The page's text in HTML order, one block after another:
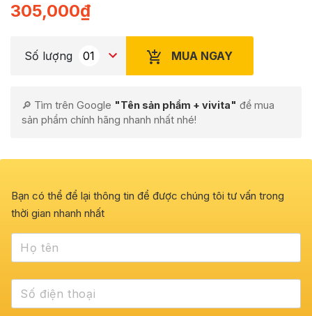
305,000₫
Số lượng MUA NGAY
🔎 Tìm trên Google "Tên sản phẩm + vivita" để mua
sản phẩm chính hãng nhanh nhất nhé!
Bạn có thể để lại thông tin để được chúng tôi tư vấn trong
thời gian nhanh nhất